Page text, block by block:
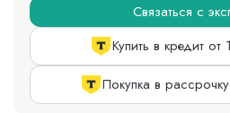
Связаться с
Купить в кредит
Покупка в